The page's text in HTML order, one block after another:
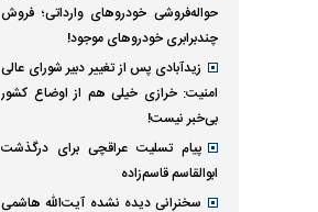
حواله‌فروشی خودروهای وارداتی‌؛ فروش
چندبرابری خودروهای موجود!
زیدآبادی پس از تغییر دبیر شورای عالی
امنیت: خرازی خیلی هم از اوضاع کشور
بی‌خبر نیست!
پیام تسلیت عراقچی برای درگذشت
ابوالقاسم قاسم‌زاده
سخنرانی دیده نشده آیت‌الله هاشمی